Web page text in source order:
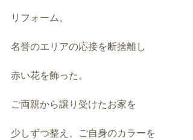
リフォーム。
名誉のエリアの応接を断捨離し
赤い花を飾った。
ご両親から譲り受けたお家を
少しずつ整え、ご自身のカラーを